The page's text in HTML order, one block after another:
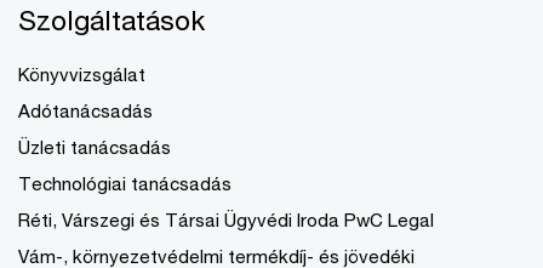
Szolgáltatások
Könyvvizsgálat
Adótanácsadás
Üzleti tanácsadás
Technológiai tanácsadás
Réti, Várszegi és Társai Ügyvédi Iroda PwC Legal
Vám-, környezetvédelmi termékdíj- és jövedéki